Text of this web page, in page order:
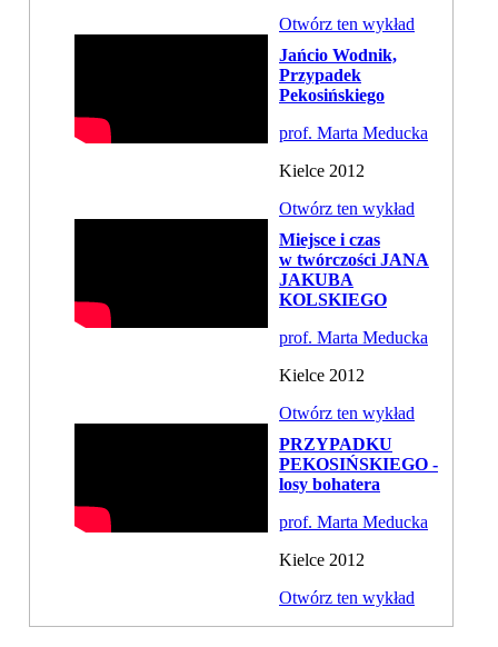
Otwórz ten wykład
Jańcio Wodnik,
Przypadek
Pekosińskiego
prof. Marta Meducka
Kielce 2012
Otwórz ten wykład
Miejsce i czas
w twórczości JANA
JAKUBA
KOLSKIEGO
prof. Marta Meducka
Kielce 2012
Otwórz ten wykład
PRZYPADKU
PEKOSIŃSKIEGO -
losy bohatera
prof. Marta Meducka
Kielce 2012
Otwórz ten wykład